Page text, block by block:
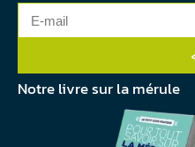
Notre livre sur la mérule